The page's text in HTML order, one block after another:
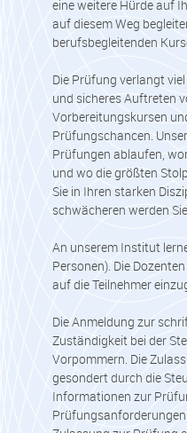
eine weitere Hürde auf
auf diesem Weg
berufsbegleitenden
Die Prüfung verlangt
und sicheres Auftreten
Vorbereitungskursen
Prüfungschancen.
Prüfungen ablaufen,
und wo die größten
Sie in Ihren starken
schwächeren werden
An unserem Institut
Personen). Die
auf die Teilnehmer
Die Anmeldung zur
Zuständigkeit bei der
Vorpommern. Die
gesondert durch die
Informationen zur